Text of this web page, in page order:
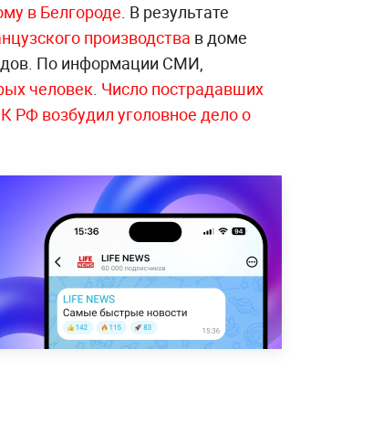
в Белгороде. В результате
производства в доме
По информации СМИ,
человек. Число пострадавших
РФ возбудил уголовное дело о